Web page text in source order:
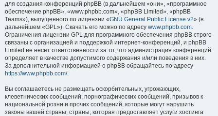
для создания конференций phpBB (в дальнейшем «они», «программное
обеспечение phpBB», «www.phpbb.com», «phpBB Limited», «phpBB
Teams»), выпущенного по лицензии «GNU General Public License v2» (в
дальнейшем «GPL»). Скачать его можно по адресу www.phpbb.com.
Ограничения лицензии GPL для программного обеспечения phpBB строго
связаны с организацией и поддержкой интернет-конференций, и phpBB
Limited не несёт ответственности за то, что администрация конференций
определяет в качестве допустимого содержания и/или поведения в них.
За дополнительной информацией о phpBB обращайтесь по адресу
https://www.phpbb.com/.
Вы соглашаетесь не размещать оскорбительных, угрожающих,
клеветнических сообщений, порнографических сообщений, призывов к
национальной розни и прочих сообщений, которые могут нарушить
законы вашей страны, страны, которая предоставляет услуги хостинга